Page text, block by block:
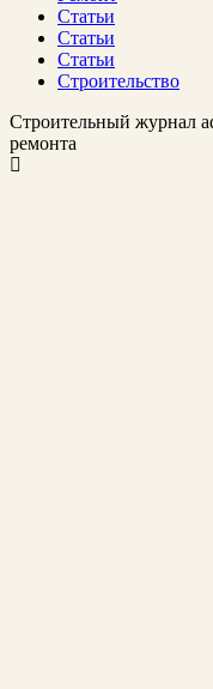
Статьи
Статьи
Статьи
Строительство
Строительный журнал
ремонта